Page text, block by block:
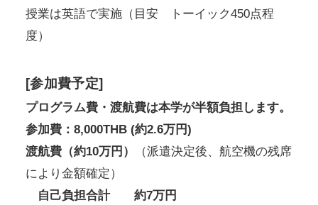
授業は英語で実施（目安 トーイック450点程
度）
[参加費予定]
プログラム費・渡航費は本学が半額負担します。
参加費：8,000THB (約2.6万円)
渡航費（約10万円）
（派遣決定後、航空機の残席
により金額確定）
自己負担合計 約7万円